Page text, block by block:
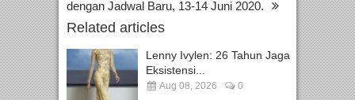
dengan Jadwal Baru, 13-14 Juni 2020.
Related articles
Lenny Ivylen: 26 Tahun Jaga
Eksistensi...
Aug 08, 2026 0